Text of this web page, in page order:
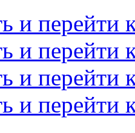
и перейти
и перейти
и перейти
и перейти